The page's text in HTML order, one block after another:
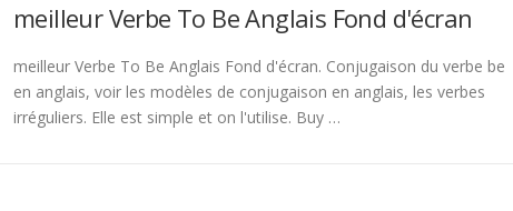
meilleur Verbe To Be Anglais Fond d'écran
meilleur Verbe To Be Anglais Fond d'écran. Conjugaison du verbe be
en anglais, voir les modèles de conjugaison en anglais, les verbes
irréguliers. Elle est simple et on l'utilise. Buy …